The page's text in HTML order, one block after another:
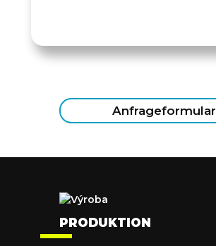
Anfrageformular
PRODUKTION